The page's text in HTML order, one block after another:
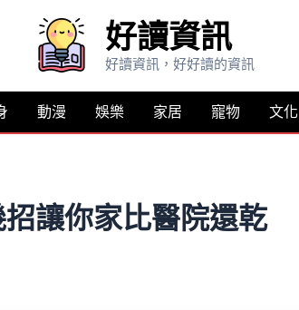
好讀資訊
好讀資訊，好好讀的資訊
動漫 娛樂 家居 寵物 文化
讓你家比醫院還乾